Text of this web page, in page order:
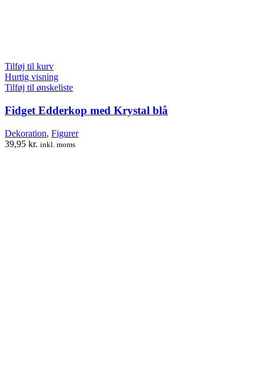
Tilføj til kurv
Hurtig visning
Tilføj til ønskeliste
Fidget Edderkop med Krystal blå
Dekoration, Figurer
39,95 kr. inkl. moms